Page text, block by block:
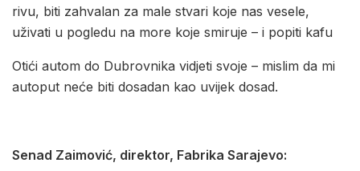
rivu, biti zahvalan za male stvari koje nas vesele,
uživati u pogledu na more koje smiruje – i popiti kafu
Otići autom do Dubrovnika vidjeti svoje – mislim da mi
autoput neće biti dosadan kao uvijek dosad.
Senad Zaimović, direktor, Fabrika Sarajevo: